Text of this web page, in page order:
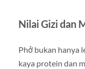
Nilai Gizi dan
Phở bukan hanya
kaya protein dan